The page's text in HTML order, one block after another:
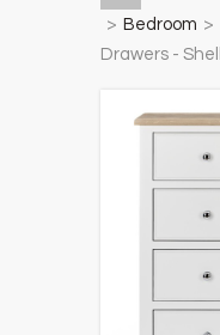
> Bedroom >
Drawers - Shell